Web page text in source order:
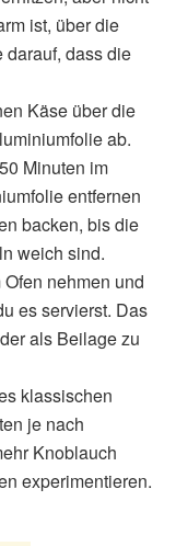
ist, über die
dass die
Käse über die
ab.
Minuten im
entfernen
backen, bis die
weich sind.
nehmen und
es servierst. Das
als Beilage zu
klassischen
je nach
Knoblauch
experimentieren.